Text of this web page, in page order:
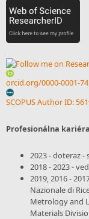
orcid.org/0000-0001-
SCOPUS Author ID:
Profesionálna
2023 - doteraz -
2018 - 2023 -
2019, 2016 -
Nazionale di
Metrology and
Materials